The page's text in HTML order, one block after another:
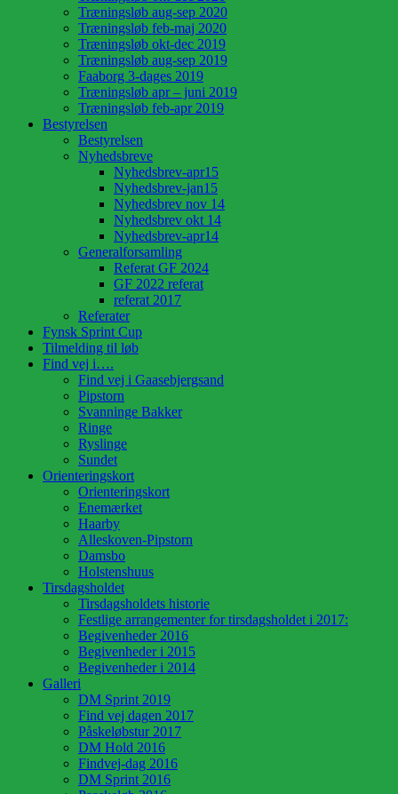
Træningsløb aug-sep 2020
Træningsløb feb-maj 2020
Træningsløb okt-dec 2019
Træningsløb aug-sep 2019
Faaborg 3-dages 2019
Træningsløb apr – juni 2019
Træningsløb feb-apr 2019
Bestyrelsen
Bestyrelsen
Nyhedsbreve
Nyhedsbrev-apr15
Nyhedsbrev-jan15
Nyhedsbrev nov 14
Nyhedsbrev okt 14
Nyhedsbrev-apr14
Generalforsamling
Referat GF 2024
GF 2022 referat
referat 2017
Referater
Fynsk Sprint Cup
Tilmelding til løb
Find vej i….
Find vej i Gaasebjergsand
Pipstorn
Svanninge Bakker
Ringe
Ryslinge
Sundet
Orienteringskort
Orienteringskort
Enemærket
Haarby
Alleskoven-Pipstorn
Damsbo
Holstenshuus
Tirsdagsholdet
Tirsdagsholdets historie
Festlige arrangementer for tirsdagsholdet i 2017:
Begivenheder 2016
Begivenheder i 2015
Begivenheder i 2014
Galleri
DM Sprint 2019
Find vej dagen 2017
Påskeløbstur 2017
DM Hold 2016
Findvej-dag 2016
DM Sprint 2016